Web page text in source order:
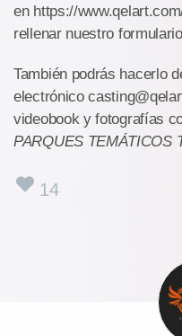
en https://
rellenar nuestro
También podrás hacerlo
electrónico
videobook y fotografías
PARQUES TEMÁTICOS
14